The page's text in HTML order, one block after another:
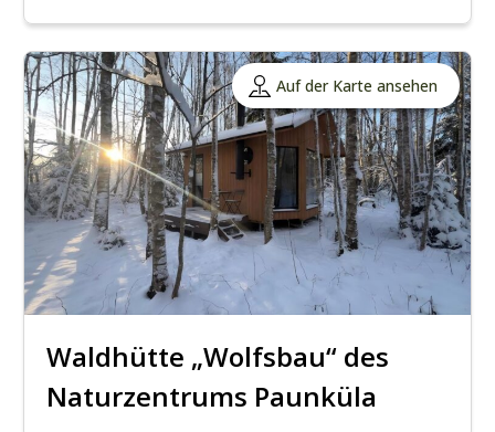
Auf der Karte ansehen
Waldhütte „Wolfsbau“ des
Naturzentrums Paunküla